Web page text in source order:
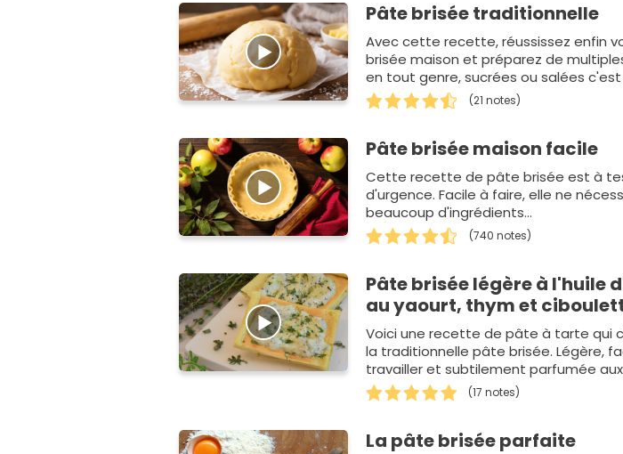
Pâte brisée traditionnelle
Avec cette recette, réussissez enfin
brisée maison et préparez de
en tout genre, sucrées ou salées
voyez !
(21 notes)
Pâte brisée maison facile
Cette recette de pâte brisée est à
d'urgence. Facile à faire, elle ne
beaucoup d'ingrédients…
(740 notes)
Pâte brisée légère à l'huile
au yaourt, thym et
Voici une recette de pâte à tarte qui
la traditionnelle pâte brisée. Légère,
travailler et subtilement parfumée aux
surtout à l'huile d…(17 notes)
La pâte brisée parfaite